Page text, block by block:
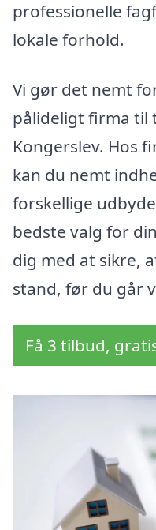
professionelle
lokale forhold.
Vi gør det nemt
pålideligt firma til
Kongerslev. Hos
kan du nemt
forskellige
bedste valg for
dig med at sikre,
stand, før du går
Få 3 tilbud,